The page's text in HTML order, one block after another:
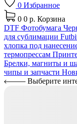
0 Избранное
0 0 р. Корзина
DTF Фотобумага
для сублимации
хлопка под
термопрессам
Брелки, магниты и
чипы и запчасти
Выберите